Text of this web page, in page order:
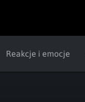
Reakcje i emocje